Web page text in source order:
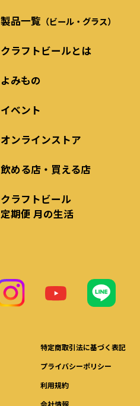
製品一覧 （ビール・グラス）
クラフトビールとは
よみもの
イベント
オンラインストア
飲める店・買える店
クラフトビール
定期便 月の生活
特定商取引法に基づく表記
プライバシーポリシー
利用規約